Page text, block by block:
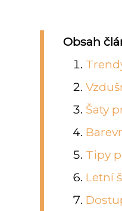
Obsah
Šaty
Tipy
Letní